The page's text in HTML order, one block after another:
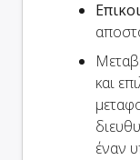
και
έναν